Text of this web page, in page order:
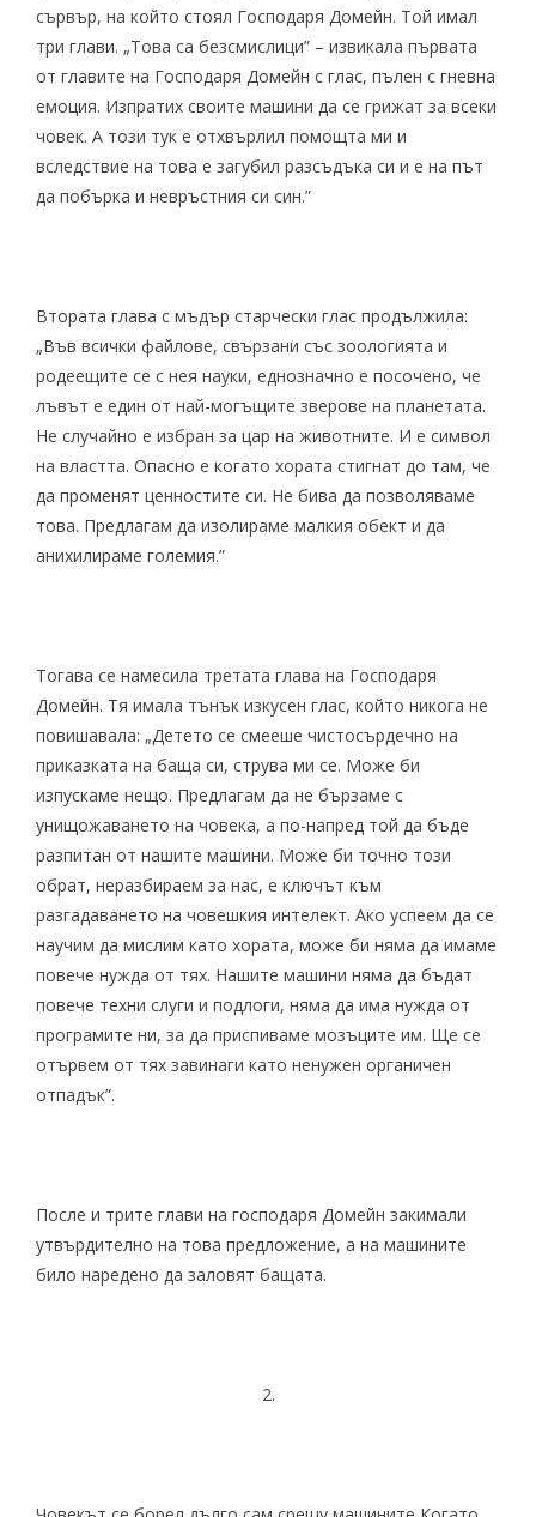
сървър, на който стоял Господаря Домейн. Той имал
три глави. „Това са безсмислици” – извикала първата
от главите на Господаря Домейн с глас, пълен с гневна
емоция. Изпратих своите машини да се грижат за всеки
човек. А този тук е отхвърлил помощта ми и
вследствие на това е загубил разсъдъка си и е на път
да побърка и невръстния си син.”
Втората глава с мъдър старчески глас продължила:
„Във всички файлове, свързани със зоологията и
родеещите се с нея науки, еднозначно е посочено, че
лъвът е един от най-могъщите зверове на планетата.
Не случайно е избран за цар на животните. И е символ
на властта. Опасно е когато хората стигнат до там, че
да променят ценностите си. Не бива да позволяваме
това. Предлагам да изолираме малкия обект и да
анихилираме големия.”
Тогава се намесила третата глава на Господаря
Домейн. Тя имала тънък изкусен глас, който никога не
повишавала: „Детето се смееше чистосърдечно на
приказката на баща си, струва ми се. Може би
изпускаме нещо. Предлагам да не бързаме с
унищожаването на човека, а по-напред той да бъде
разпитан от нашите машини. Може би точно този
обрат, неразбираем за нас, е ключът към
разгадаването на човешкия интелект. Ако успеем да се
научим да мислим като хората, може би няма да имаме
повече нужда от тях. Нашите машини няма да бъдат
повече техни слуги и подлоги, няма да има нужда от
програмите ни, за да приспиваме мозъците им. Ще се
отървем от тях завинаги като ненужен органичен
отпадък”.
После и трите глави на господаря Домейн закимали
утвърдително на това предложение, а на машините
било наредено да заловят бащата.
2.